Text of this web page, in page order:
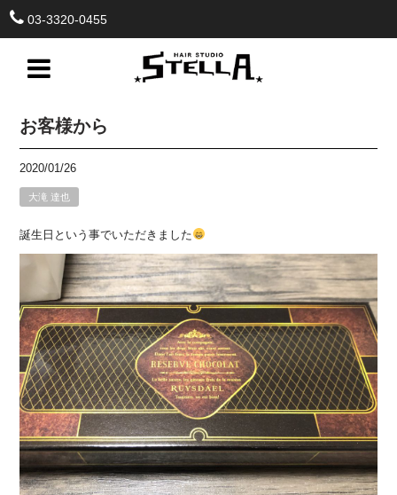
03-3320-0455
お客様から
2020/01/26
大滝 達也
誕生日という事でいただきました